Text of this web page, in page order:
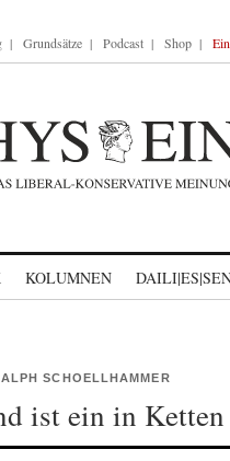
Grundsätze Podcast Shop
KOLUMNEN
SCHOELLHAMMER
ist ein in